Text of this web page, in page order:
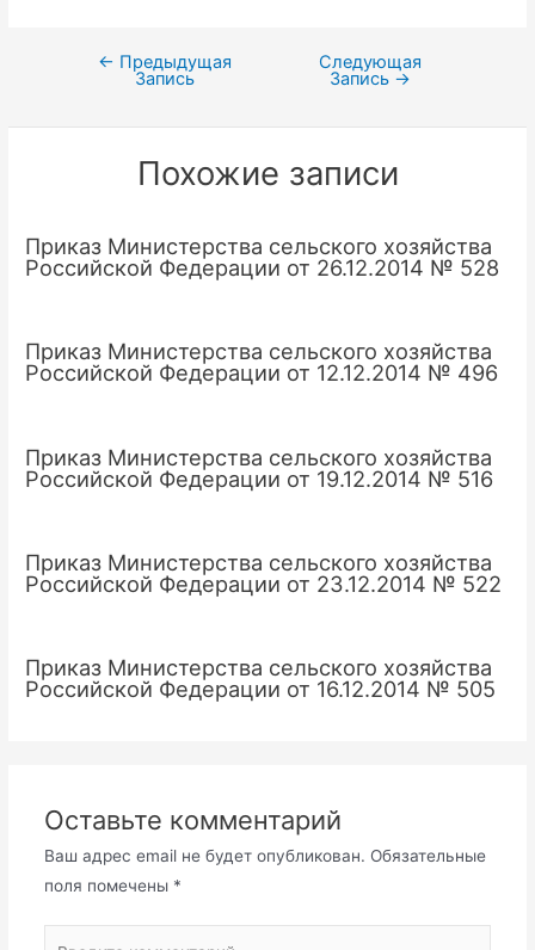
Навигация
записям
← Предыдущая
Запись
Следующая
Запись →
Похожие записи
Приказ Министерства сельского хозяйства
Российской Федерации от 26.12.2014 № 528
Приказ Министерства сельского хозяйства
Российской Федерации от 12.12.2014 № 496
Приказ Министерства сельского хозяйства
Российской Федерации от 19.12.2014 № 516
Приказ Министерства сельского хозяйства
Российской Федерации от 23.12.2014 № 522
Приказ Министерства сельского хозяйства
Российской Федерации от 16.12.2014 № 505
Оставьте комментарий
Ваш адрес email не будет опубликован. Обязательные
поля помечены *